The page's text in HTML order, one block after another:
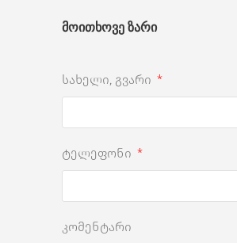
მოითხოვე ზარი
სახელი, გვარი
ტელეფონი
კომენტარი